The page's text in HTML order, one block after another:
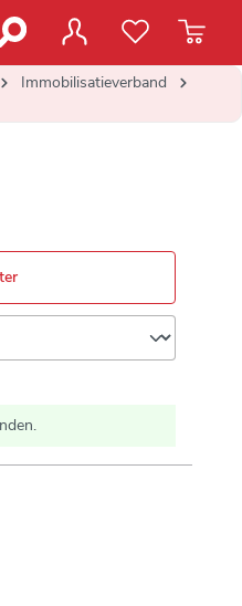
Immobilisatieverband